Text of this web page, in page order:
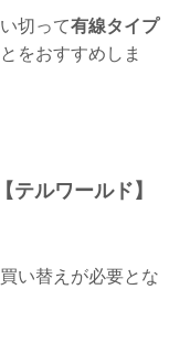
切って有線タイプ
をおすすめしま
テルワールド】
い替えが必要とな